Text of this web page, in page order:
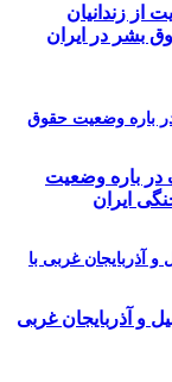
از زندانیان
بشر در ایران
در باره وضعیت
ایران
و آذربایجان غربی